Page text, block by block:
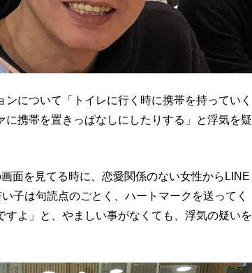
について「トイレに行く時に携帯を持っていく
携帯を置きっぱなしにしたりする」と浮気を疑
面を見てる時に、恋愛関係のない女性からLINE
子は句読点のごとく、ハートマークを送ってく
よ」と、やましい事がなくても、浮気の疑いを